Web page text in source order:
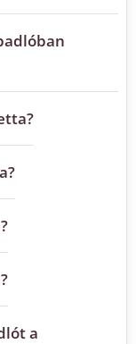
a